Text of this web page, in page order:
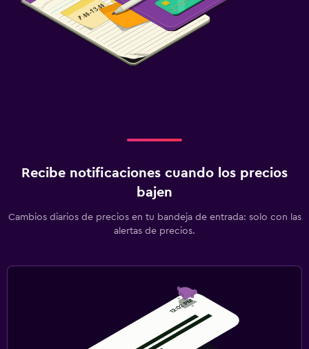
Recibe notificaciones cuando los precios
bajen
Cambios diarios de precios en tu bandeja de entrada: solo con las
alertas de precios.